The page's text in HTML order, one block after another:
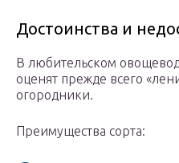
Достоинства и
В любительском
оценят прежде всего
огородники.
Преимущества сорта: